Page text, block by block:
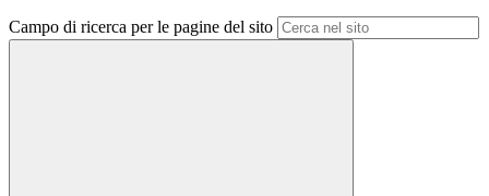
Campo di ricerca per le pagine del sito